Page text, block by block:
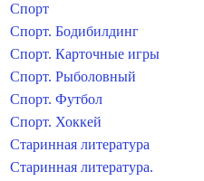
Спорт
Спорт. Бодибилдинг
Спорт. Карточные игры
Спорт. Рыболовный
Спорт. Футбол
Спорт. Хоккей
Старинная литература
Старинная литература.